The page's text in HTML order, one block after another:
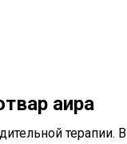
аира
терапии. В